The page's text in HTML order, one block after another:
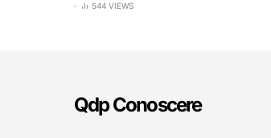
544 VIEWS
Qdp Conoscere